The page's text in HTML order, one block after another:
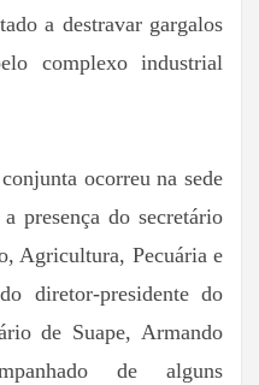
a destravar gargalos
complexo industrial
ocorreu na sede
presença do secretário
Agricultura, Pecuária e
diretor-presidente do
de Suape, Armando
de alguns